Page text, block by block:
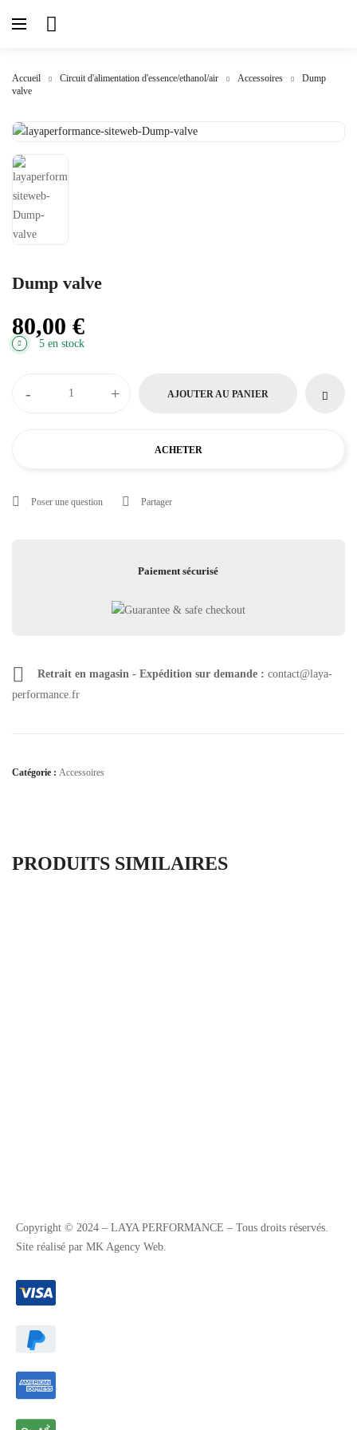
Accueil Circuit d'alimentation d'essence/ethanol/air Accessoires
Dump
valve
Dump valve
80,00 €
5 en stock
- + AJOUTER AU PANIER
ACHETER
Poser une question Partager
Paiement sécurisé
Retrait en magasin - Expédition sur demande : contact@laya-
performance.fr
Catégorie : Accessoires
PRODUITS SIMILAIRES
Copyright © 2024 – LAYA PERFORMANCE – Tous droits réservés.
Site réalisé par MK Agency Web.